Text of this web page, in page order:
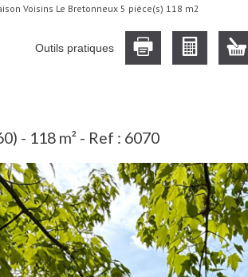
Voisins Le Bretonneux 5 pièce(s) 118 m2
Outils pratiques
- 118 m² - Ref : 6070